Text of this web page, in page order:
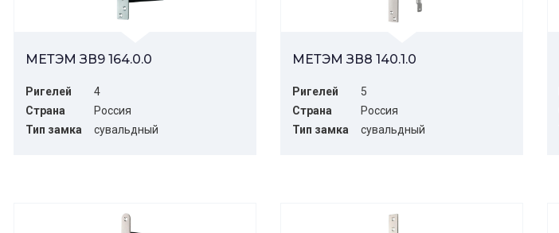
МЕТЭМ ЗВ9 164.0.0
Ригелей
4
Страна
Россия
Тип замка
сувальдный
МЕТЭМ ЗВ8 140.1.0
Ригелей
5
Страна
Россия
Тип замка
сувальдный